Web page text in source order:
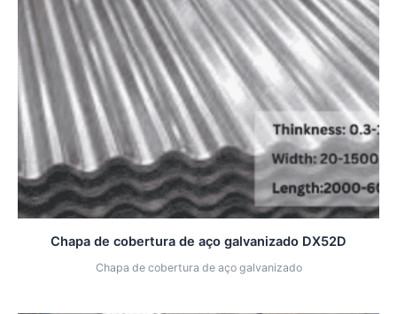
Chapa de cobertura de aço galvanizado DX52D
Chapa de cobertura de aço galvanizado